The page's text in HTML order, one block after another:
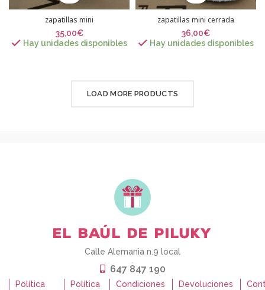
zapatillas mini
35,00€
Hay unidades disponibles
zapatillas mini cerrada
36,00€
Hay unidades disponibles
LOAD MORE PRODUCTS
Calle Alemania n.9 local
647 847 190
Política
Política
Condiciones
Devoluciones